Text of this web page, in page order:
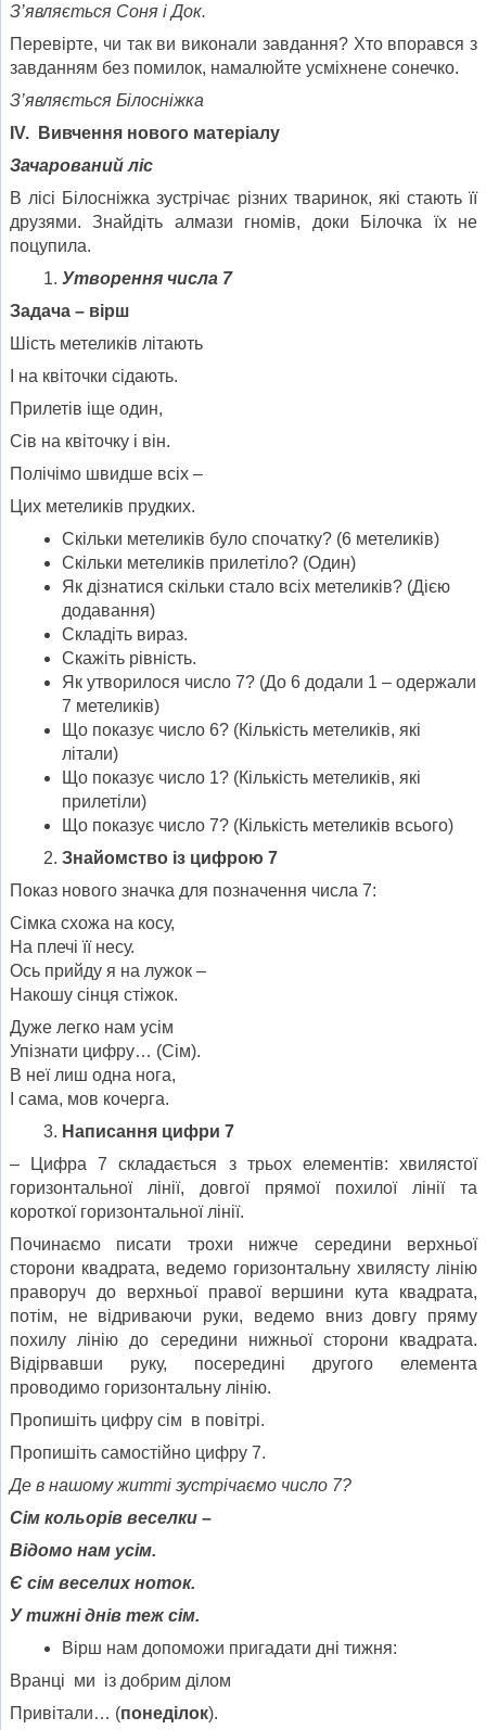
З’являється Соня і Док.
Перевірте, чи так ви виконали завдання? Хто впорався з
завданням без помилок, намалюйте усміхнене сонечко.
З’являється Білосніжка
ІV. Вивчення нового матеріалу
Зачарований ліс
В лісі Білосніжка зустрічає різних тваринок, які стають її
друзями. Знайдіть алмази гномів, доки Білочка їх не
поцупила.
Утворення числа 7
Задача – вірш
Шість метеликів літають
І на квіточки сідають.
Прилетів іще один,
Сів на квіточку і він.
Полічімо швидше всіх –
Цих метеликів прудких.
Скільки метеликів було спочатку? (6 метеликів)
Скільки метеликів прилетіло? (Один)
Як дізнатися скільки стало всіх метеликів? (Дією
додавання)
Складіть вираз.
Скажіть рівність.
Як утворилося число 7? (До 6 додали 1 – одержали
7 метеликів)
Що показує число 6? (Кількість метеликів, які
літали)
Що показує число 1? (Кількість метеликів, які
прилетіли)
Що показує число 7? (Кількість метеликів всього)
Знайомство із цифрою 7
Показ нового значка для позначення числа 7:
Сімка схожа на косу,
На плечі її несу.
Ось прийду я на лужок –
Накошу сінця стіжок.
Дуже легко нам усім
Упізнати цифру… (Сім).
В неї лиш одна нога,
І сама, мов кочерга.
Написання цифри 7
– Цифра 7 складається з трьох елементів: хвилястої
горизонтальної лінії, довгої прямої похилої лінії та
короткої горизонтальної лінії.
Починаємо писати трохи нижче середини верхньої
сторони квадрата, ведемо горизонтальну хвилясту лінію
праворуч до верхньої правої вершини кута квадрата,
потім, не відриваючи руки, ведемо вниз довгу пряму
похилу лінію до середини нижньої сторони квадрата.
Відірвавши руку, посередині другого елемента
проводимо горизонтальну лінію.
Пропишіть цифру сім в повітрі.
Пропишіть самостійно цифру 7.
Де в нашому житті зустрічаємо число 7?
Сім кольорів веселки –
Відомо нам усім.
Є сім веселих ноток.
У тижні днів теж сім.
Вірш нам допоможи пригадати дні тижня:
Вранці ми із добрим ділом
Привітали… (понеділок).